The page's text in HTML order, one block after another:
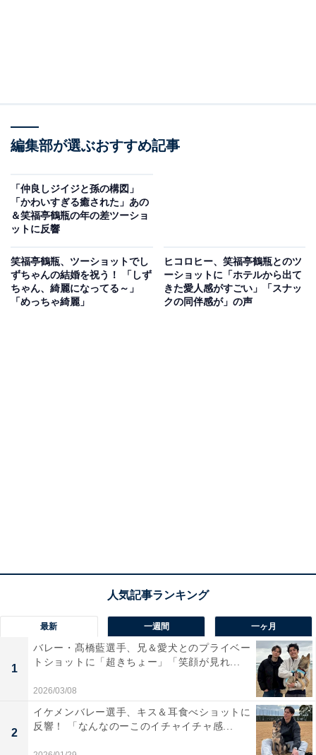
編集部が選ぶおすすめ記事
「仲良しジイジと孫の構図」
「かわいすぎる癒された」あの
＆笑福亭鶴瓶の年の差ツーショ
ットに反響
笑福亭鶴瓶、ツーショットでし
ずちゃんの結婚を祝う！ 「しず
ちゃん、綺麗になってる～」
「めっちゃ綺麗」
ヒコロヒー、笑福亭鶴瓶とのツ
ーショットに「ホテルから出て
きた愛人感がすごい」「スナッ
クの同伴感が」の声
最新 一週間 一ヶ月
1
バレー・髙橋藍選手、兄＆愛犬とのプライベー
トショットに「超きちょー」「笑顔が見れ...
2026/03/08
2
イケメンバレー選手、キス＆耳食べショットに
反響！ 「なんなのーこのイチャイチャ感...